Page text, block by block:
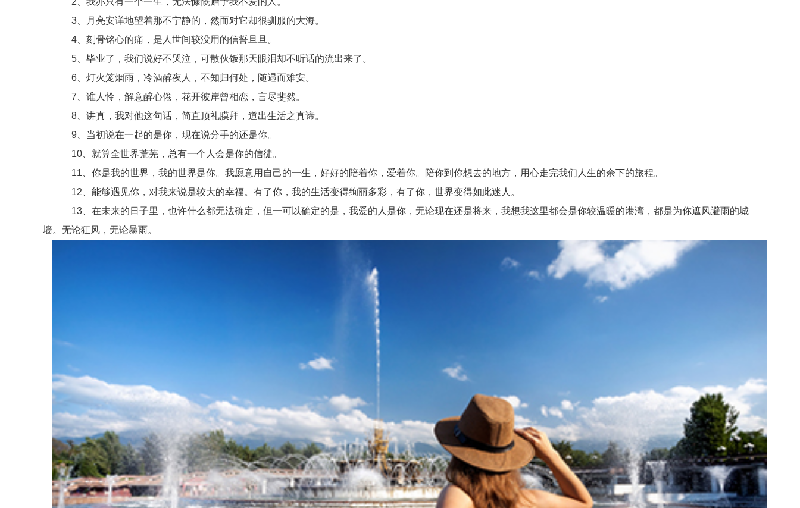
3、月亮安详地望着那不宁静的，然而对它却很驯服的大海。
4、刻骨铭心的痛，是人世间较没用的信誓旦旦。
5、毕业了，我们说好不哭泣，可散伙饭那天眼泪却不听话的流出来了。
6、灯火笼烟雨，冷酒醉夜人，不知归何处，随遇而难安。
7、谁人怜，解意醉心倦，花开彼岸曾相恋，言尽斐然。
8、讲真，我对他这句话，简直顶礼膜拜，道出生活之真谛。
9、当初说在一起的是你，现在说分手的还是你。
10、就算全世界荒芜，总有一个人会是你的信徒。
11、你是我的世界，我的世界是你。我愿意用自己的一生，好好的陪着你，爱着你。陪你到你想去的地方，用心走完我们人生的余下的旅程。
12、能够遇见你，对我来说是较大的幸福。有了你，我的生活变得绚丽多彩，有了你，世界变得如此迷人。
13、在未来的日子里，也许什么都无法确定，但一可以确定的是，我爱的人是你，无论现在还是将来，我想我这里都会是你较温暖的港湾，都是为你遮风避雨的城
墙。无论狂风，无论暴雨。